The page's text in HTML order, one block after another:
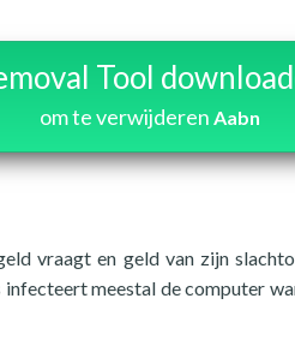
Tool
om te verwijderen Aabn
vraagt en geld van zijn
meestal de computer